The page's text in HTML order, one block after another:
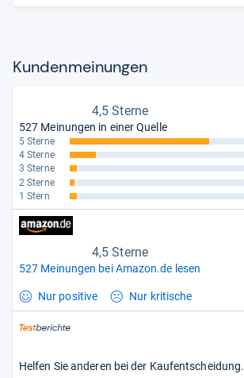
Kun­den­mei­nun­gen
4,5 Sterne
527 Meinungen in einer Quelle
5 Sterne
4 Sterne
3 Sterne
2 Sterne
1 Stern
4,5 Sterne
527 Meinungen bei Amazon.de lesen
Nur positive Nur kritische
Helfen Sie anderen bei der Kaufentscheidung.